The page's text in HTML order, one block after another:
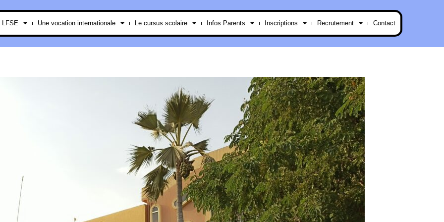
LFSE Une vocation internationale Le cursus scolaire Infos Parents Inscriptions Recrutement Contact